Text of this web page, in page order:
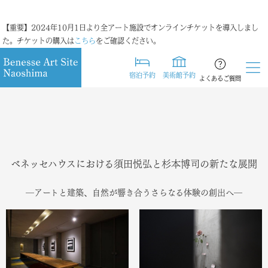
【重要】2024年10月1日より全アート施設でオンラインチケットを導入しまし
た。チケットの購入は こちらをご確認ください。
宿泊予約 美術館予約 よくあるご質問
ベネッセハウスにおける須田悦弘と杉本博司の新たな展開
―アートと建築、自然が響き合うさらなる体験の創出へ―